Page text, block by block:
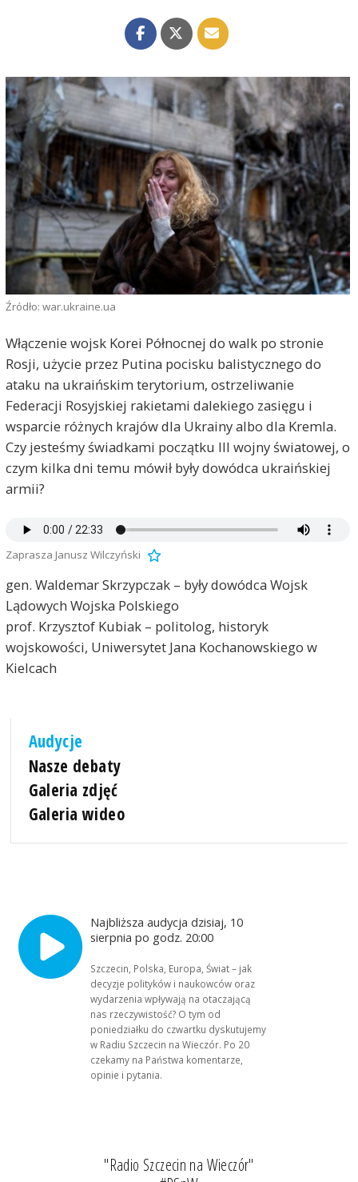
Źródło: war.ukraine.ua
Włączenie wojsk Korei Północnej do walk po stronie
Rosji, użycie przez Putina pocisku balistycznego do
ataku na ukraińskim terytorium, ostrzeliwanie
Federacji Rosyjskiej rakietami dalekiego zasięgu i
wsparcie różnych krajów dla Ukrainy albo dla Kremla.
Czy jesteśmy świadkami początku III wojny światowej, o
czym kilka dni temu mówił były dowódca ukraińskiej
armii?
Zaprasza Janusz Wilczyński
gen. Waldemar Skrzypczak – były dowódca Wojsk
Lądowych Wojska Polskiego
prof. Krzysztof Kubiak – politolog, historyk
wojskowości, Uniwersytet Jana Kochanowskiego w
Kielcach
Audycje
Nasze debaty
Galeria zdjęć
Galeria wideo
Najbliższa audycja dzisiaj, 10
sierpnia po godz. 20:00
Szczecin, Polska, Europa, Świat – jak
decyzje polityków i naukowców oraz
wydarzenia wpływają na otaczającą
nas rzeczywistość? O tym od
poniedziałku do czwartku dyskutujemy
w Radiu Szczecin na Wieczór. Po 20
czekamy na Państwa komentarze,
opinie i pytania.
"Radio Szczecin na Wieczór"